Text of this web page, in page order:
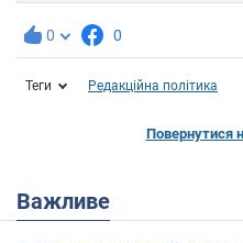
0 0
Теги Редакційна політика
Повернутися
Важливе